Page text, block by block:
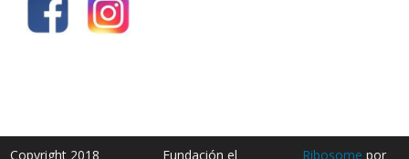
Copyright 2018 Fundación el Ribosome por